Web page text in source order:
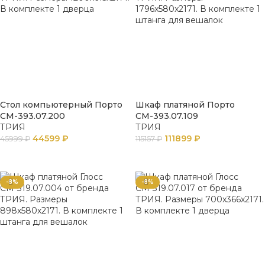
Стол компьютерный Порто
СМ-393.07.200
ТРИЯ
45999₽ 44599 ₽
Шкаф платяной Порто
СМ-393.07.109
ТРИЯ
115157₽ 111899 ₽
-8% -8%